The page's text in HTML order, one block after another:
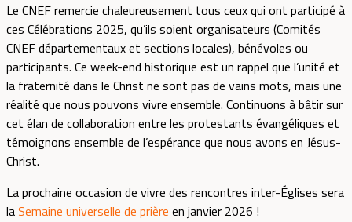
Le CNEF remercie chaleureusement tous ceux qui ont participé à
ces Célébrations 2025, qu’ils soient organisateurs (Comités
CNEF départementaux et sections locales), bénévoles ou
participants. Ce week-end historique est un rappel que l’unité et
la fraternité dans le Christ ne sont pas de vains mots, mais une
réalité que nous pouvons vivre ensemble. Continuons à bâtir sur
cet élan de collaboration entre les protestants évangéliques et
témoignons ensemble de l’espérance que nous avons en Jésus-
Christ.
La prochaine occasion de vivre des rencontres inter-Églises sera
laSemaine universelle de prière en janvier 2026 !